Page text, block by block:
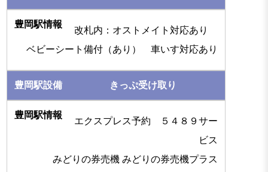
改札内：オストメイト対応あり
ベビーシート備付（あり） 車いす対応あり
きっぷ受け取り
エクスプレス予約 ５４８９サー
ビス
みどりの券売機 みどりの券売機プラス